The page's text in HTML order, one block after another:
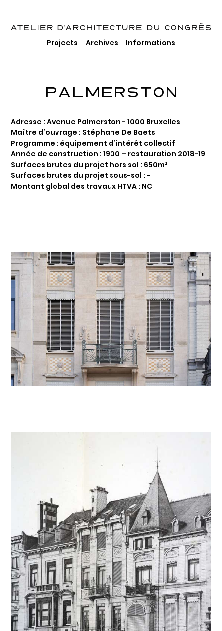
Projects Archives Informations
PALMERSTON
Adresse : Avenue Palmerston - 1000 Bruxelles
Maître d’ouvrage : Stéphane De Baets
Programme : équipement d’intérêt collectif
Année de construction : 1900 – restauration 2018-19
Surfaces brutes du projet hors sol : 650m²
Surfaces brutes du projet sous-sol : -
Montant global des travaux HTVA : NC